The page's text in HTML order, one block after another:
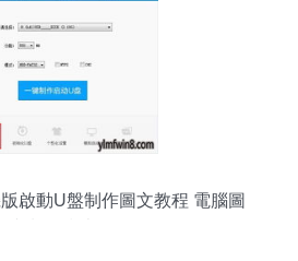
啟動U盤制作圖文教程 電腦圖